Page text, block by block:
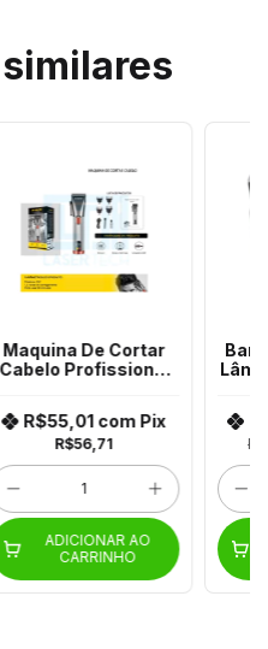
Maquina De Cortar
Cabelo Profissional
R$56,71
R$55,01 com Pix
ADICIONAR AO
CARRINHO